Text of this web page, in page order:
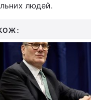
людей.